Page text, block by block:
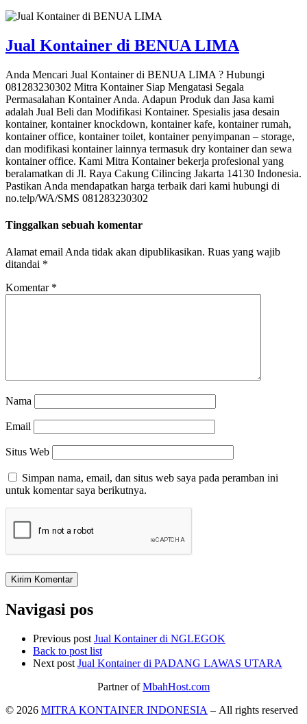
Jual Kontainer di BENUA LIMA
Anda Mencari Jual Kontainer di BENUA LIMA ? Hubungi
081283230302 Mitra Kontainer Siap Mengatasi Segala
Permasalahan Kontainer Anda. Adapun Produk dan Jasa kami
adalah Jual Beli dan Modifikasi Kontainer. Spesialis jasa desain
kontainer, kontainer knockdown, kontainer kafe, kontainer rumah,
kontainer office, kontainer toilet, kontainer penyimpanan – storage,
dan modifikasi kontainer lainnya termasuk dry kontainer dan sewa
kontainer office. Kami Mitra Kontainer bekerja profesional yang
beralamatkan di Jl. Raya Cakung Cilincing Jakarta 14130 Indonesia.
Pastikan Anda mendapatkan harga terbaik dari kami hubungi di
no.telp/WA/SMS 081283230302
Tinggalkan sebuah komentar
Alamat email Anda tidak akan dipublikasikan. Ruas yang wajib
ditandai *
Komentar *
Nama
Email
Situs Web
Simpan nama, email, dan situs web saya pada peramban ini
untuk komentar saya berikutnya.
Navigasi pos
Previous post Jual Kontainer di NGLEGOK
Back to post list
Next post Jual Kontainer di PADANG LAWAS UTARA
Partner ofMbahHost.com
© 2026 MITRA KONTAINER INDONESIA – All rights reserved